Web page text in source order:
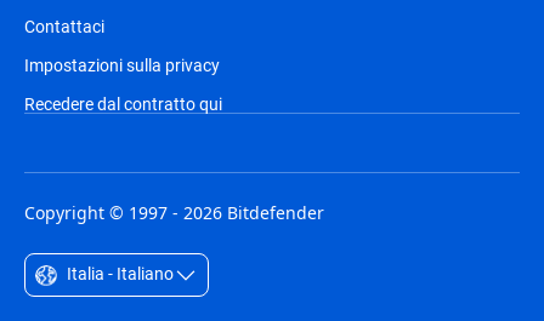
Contattaci
Impostazioni sulla privacy
Recedere dal contratto qui
Copyright © 1997 - 2026 Bitdefender
Italia - Italiano